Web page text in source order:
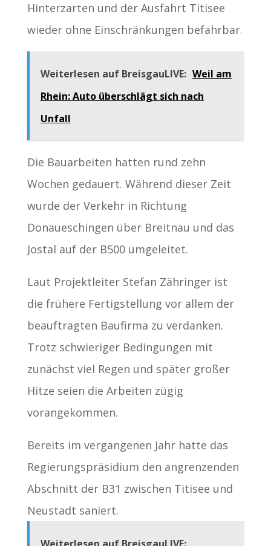
Hinterzarten und der Ausfahrt Titisee
wieder ohne Einschränkungen befahrbar.
Weiterlesen auf BreisgauLIVE: Weil am
Rhein: Auto überschlägt sich nach
Unfall
Die Bauarbeiten hatten rund zehn
Wochen gedauert. Während dieser Zeit
wurde der Verkehr in Richtung
Donaueschingen über Breitnau und das
Jostal auf der B500 umgeleitet.
Laut Projektleiter Stefan Zähringer ist
die frühere Fertigstellung vor allem der
beauftragten Baufirma zu verdanken.
Trotz schwieriger Bedingungen mit
zunächst viel Regen und später großer
Hitze seien die Arbeiten zügig
vorangekommen.
Bereits im vergangenen Jahr hatte das
Regierungspräsidium den angrenzenden
Abschnitt der B31 zwischen Titisee und
Neustadt saniert.